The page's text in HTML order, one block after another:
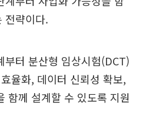
전략이다.
부터 분산형 임상시험(DCT)
율화, 데이터 신뢰성 확보,
함께 설계할 수 있도록 지원